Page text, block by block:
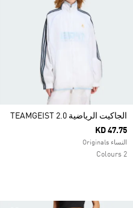
الجاكيت الرياضية TEAMGEIST 2.0
KD 47.75
النساء Originals
2 Colours